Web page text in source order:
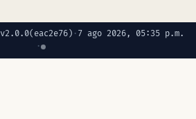
v2.0.0(eac2e76) · 7 ago 2026, 05:35 p.m.
·